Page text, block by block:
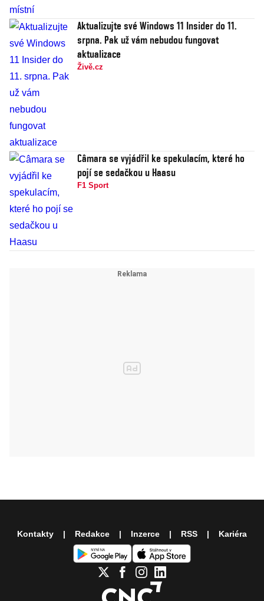
Aktualizujte své Windows 11 Insider do 11.
srpna. Pak už vám nebudou fungovat
aktualizace
Živě.cz
Câmara se vyjádřil ke spekulacím, které ho
pojí se sedačkou u Haasu
F1 Sport
Kontakty Redakce Inzerce RSS Kariéra